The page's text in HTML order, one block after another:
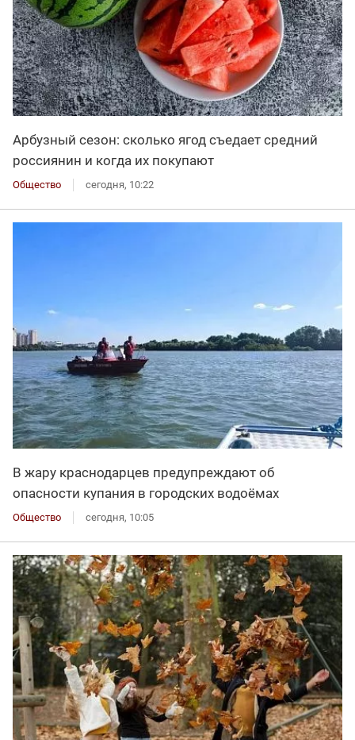
Арбузный сезон: сколько ягод съедает средний
россиянин и когда их покупают
Общество сегодня, 10:22
В жару краснодарцев предупреждают об
опасности купания в городских водоёмах
Общество сегодня, 10:05